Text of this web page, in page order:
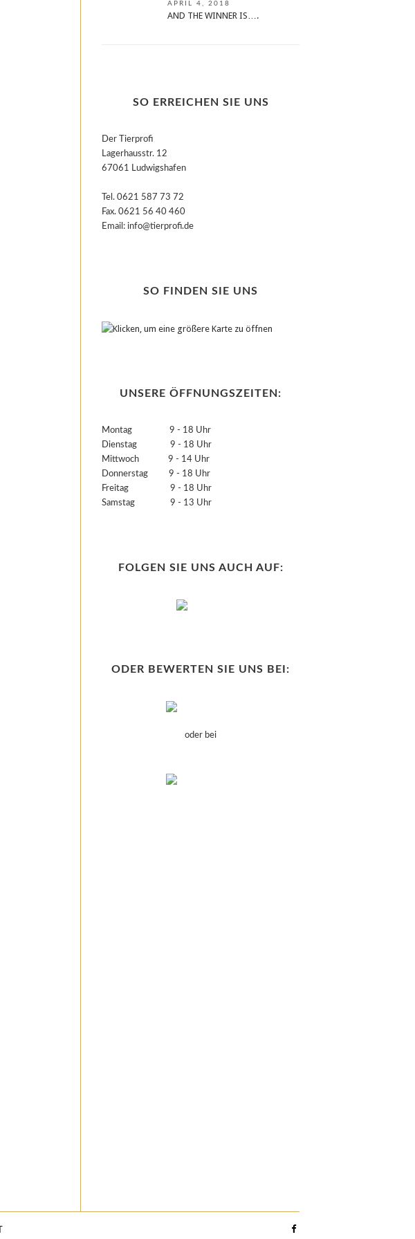
APRIL 4, 2018
AND THE WINNER IS….
SO ERREICHEN SIE UNS
Der Tierprofi
Lagerhausstr. 12
67061 Ludwigshafen
Tel. 0621 587 73 72
Fax. 0621 56 40 460
Email: info@tierprofi.de
SO FINDEN SIE UNS
UNSERE ÖFFNUNGSZEITEN:
Montag 9 - 18 Uhr
Dienstag 9 - 18 Uhr
Mittwoch 9 - 14 Uhr
Donnerstag 9 - 18 Uhr
Freitag 9 - 18 Uhr
Samstag 9 - 13 Uhr
FOLGEN SIE UNS AUCH AUF:
ODER BEWERTEN SIE UNS BEI:
oder bei